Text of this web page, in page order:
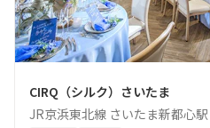
CIRQ（シルク）さいたま
JR京浜東北線 さいたま新都心